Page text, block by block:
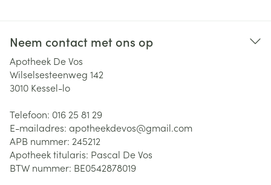
Neem contact met ons op
Apotheek De Vos
Wilselsesteenweg 142
3010 Kessel-lo
Telefoon: 016 25 81 29
E-mailadres: apotheekdevos@gmail.com
APB nummer: 245212
Apotheek titularis: Pascal De Vos
BTW nummer: BE0542878019